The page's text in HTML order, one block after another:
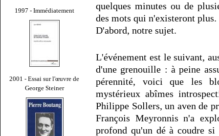
1997 - Immédiatement
2001 - Essai sur l'œuvre de
George Steiner
quelques minutes ou de
des mots qui n'existeront plus.
D'abord, notre sujet.
L'événement est le suivant,
d'une grenouille : à peine
pérennité, voici que les
mystérieux abîmes
Philippe Sollers, un aven de
François Meyronnis n'a
profond qu'un dé à coudre